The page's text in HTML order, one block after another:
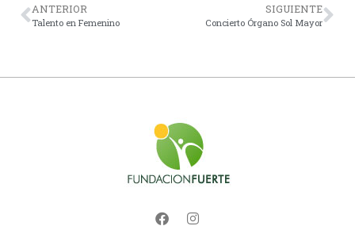
ANTERIOR
Talento en Femenino
SIGUIENTE
Concierto Órgano Sol Mayor